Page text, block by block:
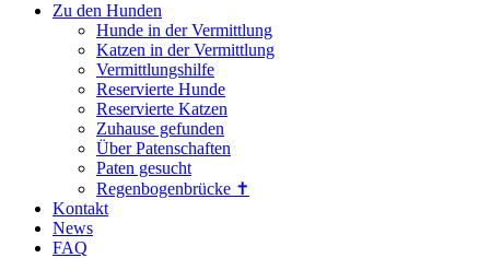
Zu den Hunden
Hunde in der Vermittlung
Katzen in der Vermittlung
Vermittlungshilfe
Reservierte Hunde
Reservierte Katzen
Zuhause gefunden
Über Patenschaften
Paten gesucht
Regenbogenbrücke ✝
Kontakt
News
FAQ